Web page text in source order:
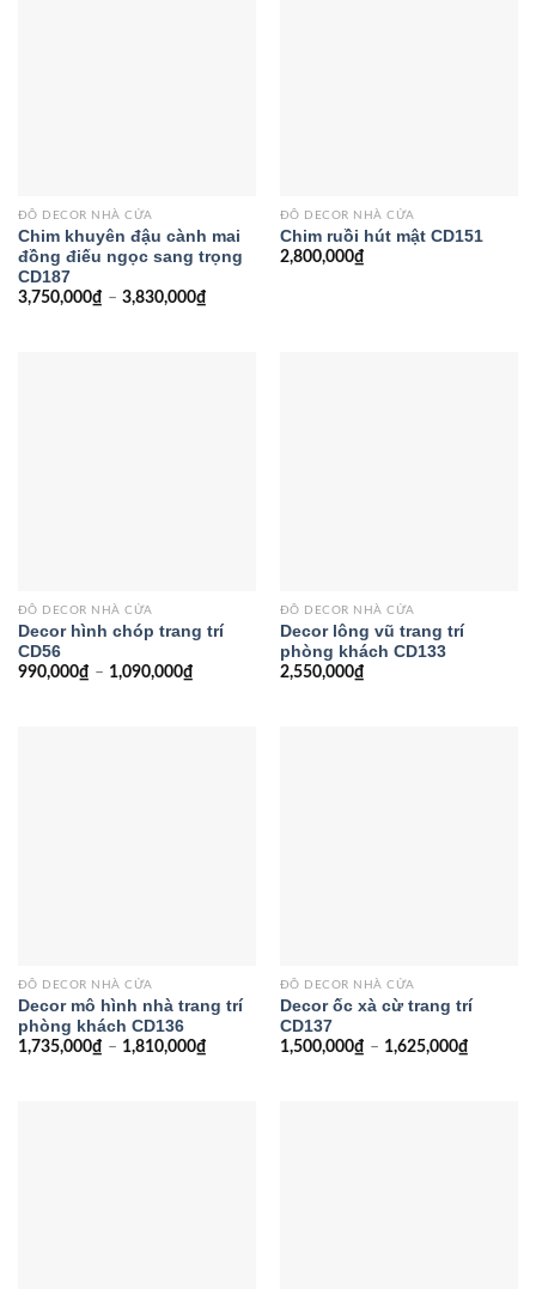
ĐỒ DECOR NHÀ CỬA
Chim khuyên đậu cành mai
đồng điếu ngọc sang trọng
CD187
3,750,000₫ – 3,830,000₫
ĐỒ DECOR NHÀ CỬA
Chim ruồi hút mật CD151
2,800,000₫
ĐỒ DECOR NHÀ CỬA
Decor hình chóp trang trí
CD56
990,000₫ – 1,090,000₫
ĐỒ DECOR NHÀ CỬA
Decor lông vũ trang trí
phòng khách CD133
2,550,000₫
ĐỒ DECOR NHÀ CỬA
Decor mô hình nhà trang trí
phòng khách CD136
1,735,000₫ – 1,810,000₫
ĐỒ DECOR NHÀ CỬA
Decor ốc xà cừ trang trí
CD137
1,500,000₫ – 1,625,000₫